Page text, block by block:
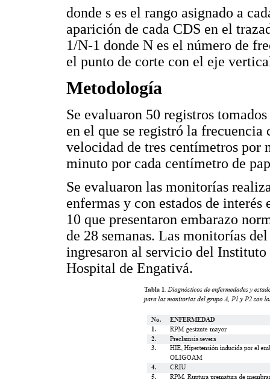
donde s es el rango asignado a
aparición de cada CDS en el
1/N-1 donde N es el número de
el punto de corte con el eje
Metodología
Se evaluaron 50 registros
en el que se registró la
velocidad de tres centímetros por
minuto por cada centímetro de
Se evaluaron las monitorías
enfermas y con estados de
10 que presentaron embarazo
de 28 semanas. Las monitorías
ingresaron al servicio del
Hospital de Engativá.